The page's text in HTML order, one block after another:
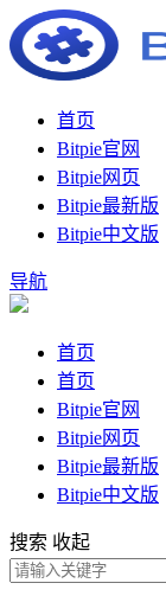
首页
Bitpie官网
Bitpie网页
Bitpie最新版
Bitpie中文版
导航
首页
首页
Bitpie官网
Bitpie网页
Bitpie最新版
Bitpie中文版
搜索 收起